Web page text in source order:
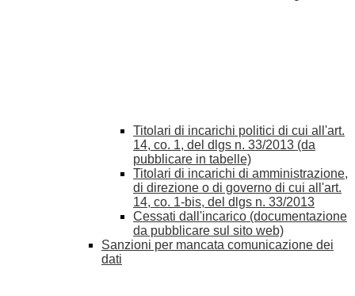
Titolari di incarichi politici di cui all'art.
14, co. 1, del dlgs n. 33/2013 (da
pubblicare in tabelle)
Titolari di incarichi di amministrazione,
di direzione o di governo di cui all'art.
14, co. 1-bis, del dlgs n. 33/2013
Cessati dall'incarico (documentazione
da pubblicare sul sito web)
Sanzioni per mancata comunicazione dei
dati